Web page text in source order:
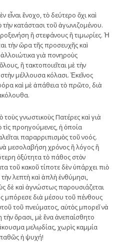
ἔνοχο, τὸ δεύτερο ὄχι καὶ
κατάστασι τοῦ ἀγωνιζομένου.
ἢ στεφάνους ἢ τιμωρίες. Ἡ
τὴν ὥρα τῆς προσευχῆς καὶ
ἀλλοιώτικα γιὰ πονηροὺς
ἢ τακτοποιεῖται μὲ τὴν
μέλλουσα κόλασι. Ἐκεῖνος
καὶ μὲ ἀπάθεια τὸ πρῶτο, διὰ
γνωστικοὺς Πατέρες καὶ γιὰ
προηγούμενες, ἡ ὁποία
παραρριπισμὸς τοῦ νοός.
μεσολαβήση χρόνος ἢ λόγος ἢ
ὀξύτητα τὸ πάθος στὸν
τοῦ κακοῦ τίποτε δὲν ὑπάρχει πιὸ
λεπτὴ καὶ ἁπλὴ ἐνθύμησι,
δὲ καὶ ἀγνώστως παρουσιάζεται
μπόρεσε διὰ μέσου τοῦ πένθους
τοῦ πνεύματος, αὐτὸς μπορεῖ νὰ
ὅρασι, μὲ ἕνα ἀνεπαίσθητο
μελῳδίας, χωρὶς καμμία
ἡ ψυχή!